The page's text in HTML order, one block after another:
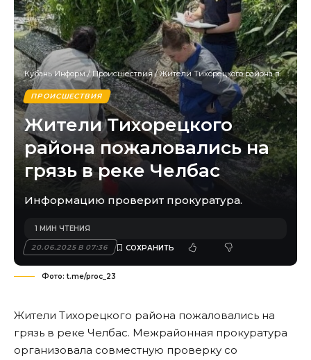
Кубань Информ/Происшествия/Жители Тихорецкого района пожаловались на грязь в реке Челбас
ПРОИСШЕСТВИЯ
Жители Тихорецкого
района пожаловались на
грязь в реке Челбас
Информацию проверит прокуратура.
20.06.2025 В 07:36
1 МИН ЧТЕНИЯ
Фото: t.me/proc_23
Жители Тихорецкого района пожаловались на
грязь в реке Челбас. Межрайонная прокуратура
организовала совместную проверку со